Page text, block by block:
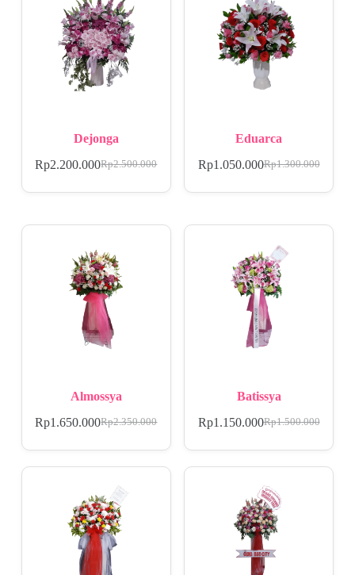
Dejonga
Rp2.500.000
Rp2.200.000
Eduarca
Rp1.300.000
Rp1.050.000
Almossya
Rp2.350.000
Rp1.650.000
Batissya
Rp1.500.000
Rp1.150.000